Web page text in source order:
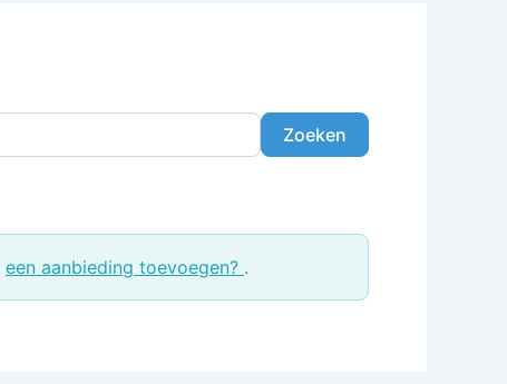
ZoekenZoeken
een aanbieding toevoegen? .